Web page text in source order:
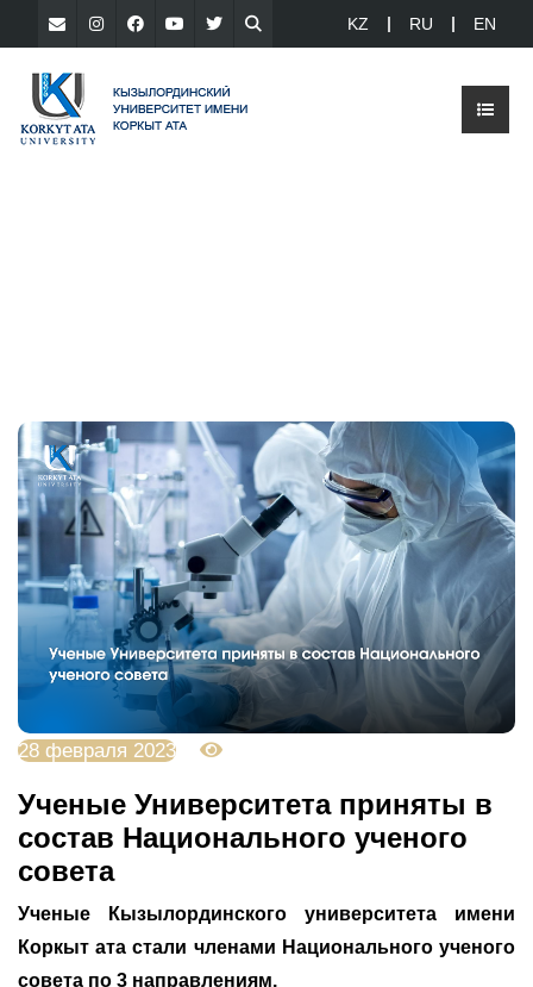
KZ RU EN
28 февраля 2023
Ученые Университета приняты в
состав Национального ученого
совета
Ученые Кызылординского университета имени
Коркыт ата стали членами Национального ученого
совета по 3 направлениям.